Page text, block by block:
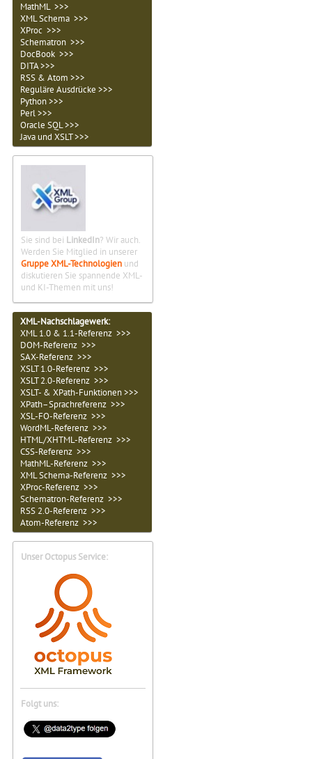
MathML >>>
XML Schema >>>
XProc >>>
Schematron >>>
DocBook >>>
DITA >>>
RSS & Atom >>>
Reguläre Ausdrücke >>>
Python >>>
Perl >>>
Oracle SQL >>>
Java und XSLT >>>
Sie sind bei LinkedIn? Wir auch.
Werden Sie Mitglied in unserer
Gruppe XML-Technologien und
diskutieren Sie spannende XML-
und KI-Themen mit uns!
XML-Nachschlagewerk:
XML 1.0 & 1.1-Referenz >>>
DOM-Referenz >>>
SAX-Referenz >>>
XSLT 1.0-Referenz >>>
XSLT 2.0-Referenz >>>
XSLT- & XPath-Funktionen >>>
XPath–Sprachreferenz >>>
XSL-FO-Referenz >>>
WordML-Referenz >>>
HTML/XHTML-Referenz >>>
CSS-Referenz >>>
MathML-Referenz >>>
XML Schema-Referenz >>>
XProc-Referenz >>>
Schematron-Referenz >>>
RSS 2.0-Referenz >>>
Atom-Referenz >>>
Unser Octopus Service:
Folgt uns: